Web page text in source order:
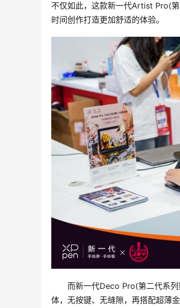
不仅如此，这款新一代Artist Pro(
时间创作打造更加舒适的体验。
而新一代Deco Pro(第二代系
体，无按键、无缝隙，再搭配超薄